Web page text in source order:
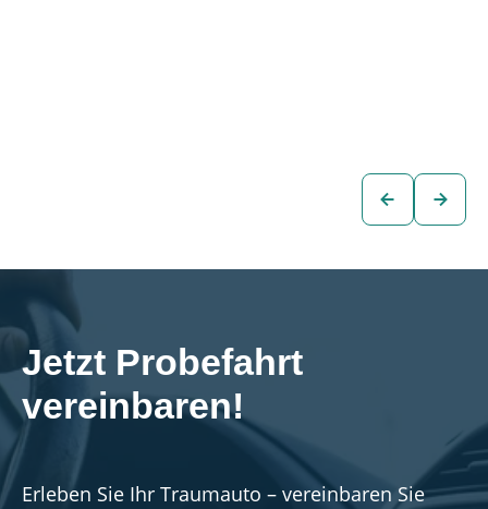
zum
Fahrzeug
Jetzt Probefahrt
vereinbaren!
Erleben Sie Ihr Traumauto – vereinbaren Sie